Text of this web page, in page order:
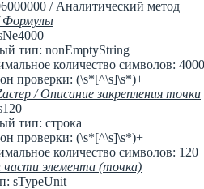
/ Аналитический метод
Формулы
тип: nonEmptyString
количество символов: 4000
проверки: (\s*[^\s]\s*)+
/ Описание закрепления точки
тип: строка
проверки: (\s*[^\s]\s*)+
количество символов: 120
элемента (точка)
sTypeUnit